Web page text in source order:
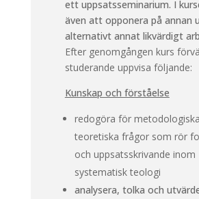
ett uppsatsseminarium. I
även att opponera på annan
alternativt annat likvärdigt
Efter genomgången kurs
studerande uppvisa följande:
Kunskap och förståelse
redogöra för
teoretiska frågor som rör
och uppsatsskrivande inom
systematisk teologi
analysera, tolka och